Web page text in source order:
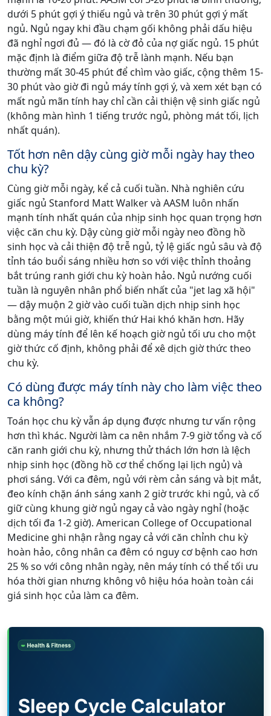
dưới 5 phút gợi ý thiếu ngủ và trên 30 phút gợi ý mất
ngủ. Ngủ ngay khi đầu chạm gối không phải dấu hiệu
đã nghỉ ngơi đủ — đó là cờ đỏ của nợ giấc ngủ. 15 phút
mặc định là điểm giữa độ trễ lành mạnh. Nếu bạn
thường mất 30-45 phút để chìm vào giấc, cộng thêm 15-
30 phút vào giờ đi ngủ máy tính gợi ý, và xem xét bạn có
mất ngủ mãn tính hay chỉ cần cải thiện vệ sinh giấc ngủ
(không màn hình 1 tiếng trước ngủ, phòng mát tối, lịch
nhất quán).
Tốt hơn nên dậy cùng giờ mỗi ngày hay theo
chu kỳ?
Cùng giờ mỗi ngày, kể cả cuối tuần. Nhà nghiên cứu
giấc ngủ Stanford Matt Walker và AASM luôn nhấn
mạnh tính nhất quán của nhịp sinh học quan trọng hơn
việc căn chu kỳ. Dậy cùng giờ mỗi ngày neo đồng hồ
sinh học và cải thiện độ trễ ngủ, tỷ lệ giấc ngủ sâu và độ
tỉnh táo buổi sáng nhiều hơn so với việc thỉnh thoảng
bắt trúng ranh giới chu kỳ hoàn hảo. Ngủ nướng cuối
tuần là nguyên nhân phổ biến nhất của "jet lag xã hội"
— dậy muộn 2 giờ vào cuối tuần dịch nhịp sinh học
bằng một múi giờ, khiến thứ Hai khó khăn hơn. Hãy
dùng máy tính để lên kế hoạch giờ ngủ tối ưu cho một
giờ thức cố định, không phải để xê dịch giờ thức theo
chu kỳ.
Có dùng được máy tính này cho làm việc theo
ca không?
Toán học chu kỳ vẫn áp dụng được nhưng tư vấn rộng
hơn thì khác. Người làm ca nên nhắm 7-9 giờ tổng và cố
căn ranh giới chu kỳ, nhưng thử thách lớn hơn là lệch
nhịp sinh học (đồng hồ cơ thể chống lại lịch ngủ) và
phơi sáng. Với ca đêm, ngủ với rèm cản sáng và bịt mắt,
đeo kính chặn ánh sáng xanh 2 giờ trước khi ngủ, và cố
giữ cùng khung giờ ngủ ngay cả vào ngày nghỉ (hoặc
dịch tối đa 1-2 giờ). American College of Occupational
Medicine ghi nhận rằng ngay cả với căn chỉnh chu kỳ
hoàn hảo, công nhân ca đêm có nguy cơ bệnh cao hơn
25 % so với công nhân ngày, nên máy tính có thể tối ưu
hóa thời gian nhưng không vô hiệu hóa hoàn toàn cái
giá sinh học của làm ca đêm.